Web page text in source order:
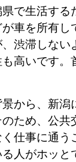
で生活する
車を所有
渋滞しな
高いです
から、新
のため、公
く仕事に通
人がホッ